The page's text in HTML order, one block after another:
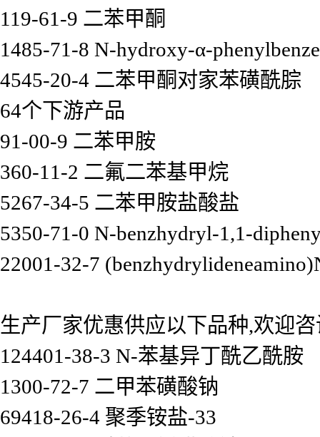
119-61-9 二苯甲酮
1485-71-8 N-hydroxy-α-
4545-20-4 二苯甲酮对家苯磺酰腙
64个下游产品
91-00-9 二苯甲胺
360-11-2 二氟二苯基甲烷
5267-34-5 二苯甲胺盐酸盐
5350-71-0 N-benzhydryl-1,1-
22001-32-7
生产厂家优惠供应以下品种,欢迎
124401-38-3 N-苯基异丁酰乙酰胺
1300-72-7 二甲苯磺酸钠
69418-26-4 聚季铵盐-33